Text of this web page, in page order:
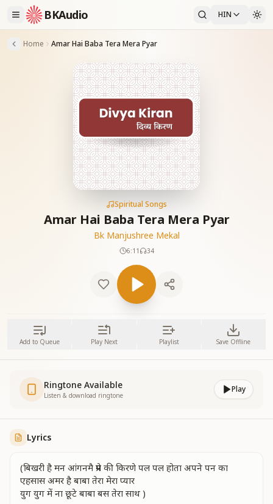
BKAudio HIN
Home Amar Hai Baba Tera Mera Pyar
Spiritual Songs
Amar Hai Baba Tera Mera Pyar
Bk Manjushree Mekal
6:11 34
Add to Queue Play Next Playlist Save Offline
Ringtone Available
Listen & download ringtone
Play
Lyrics
(बिखरी है मन आंगनमै प्रेम की किरणे पल पल होता अपने पन का
एहसास अमर है बाबा तेरा मेरा प्यार
युग युग में ना छूटे बाबा बस तेरा साथ )